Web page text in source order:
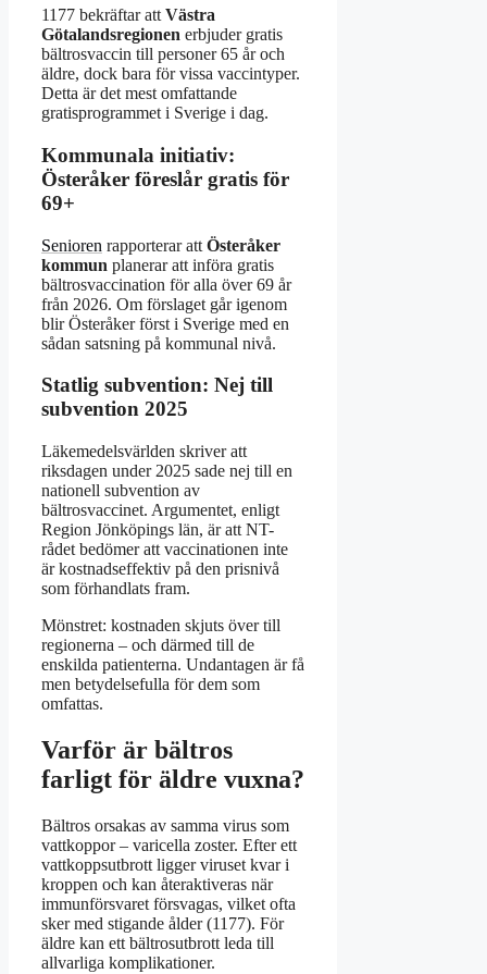
1177 bekräftar att Västra
Götalandsregionen erbjuder gratis
bältrosvaccin till personer 65 år och
äldre, dock bara för vissa vaccintyper.
Detta är det mest omfattande
gratisprogrammet i Sverige i dag.
Kommunala initiativ:
Österåker föreslår gratis för
69+
Senioren rapporterar att Österåker
kommun planerar att införa gratis
bältrosvaccination för alla över 69 år
från 2026. Om förslaget går igenom
blir Österåker först i Sverige med en
sådan satsning på kommunal nivå.
Statlig subvention: Nej till
subvention 2025
Läkemedelsvärlden skriver att
riksdagen under 2025 sade nej till en
nationell subvention av
bältrosvaccinet. Argumentet, enligt
Region Jönköpings län, är att NT-
rådet bedömer att vaccinationen inte
är kostnadseffektiv på den prisnivå
som förhandlats fram.
Mönstret: kostnaden skjuts över till
regionerna – och därmed till de
enskilda patienterna. Undantagen är få
men betydelsefulla för dem som
omfattas.
Varför är bältros
farligt för äldre vuxna?
Bältros orsakas av samma virus som
vattkoppor – varicella zoster. Efter ett
vattkoppsutbrott ligger viruset kvar i
kroppen och kan återaktiveras när
immunförsvaret försvagas, vilket ofta
sker med stigande ålder (1177). För
äldre kan ett bältrosutbrott leda till
allvarliga komplikationer.